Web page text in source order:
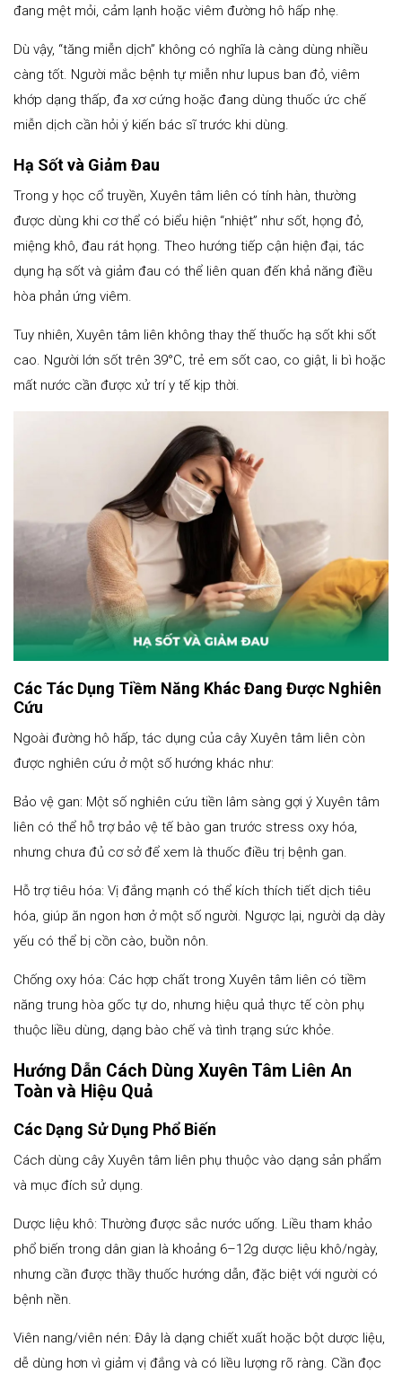
đang mệt mỏi, cảm lạnh hoặc viêm đường hô hấp nhẹ.
Dù vậy, “tăng miễn dịch” không có nghĩa là càng dùng nhiều
càng tốt. Người mắc bệnh tự miễn như lupus ban đỏ, viêm
khớp dạng thấp, đa xơ cứng hoặc đang dùng thuốc ức chế
miễn dịch cần hỏi ý kiến bác sĩ trước khi dùng.
Hạ Sốt và Giảm Đau
Trong y học cổ truyền, Xuyên tâm liên có tính hàn, thường
được dùng khi cơ thể có biểu hiện “nhiệt” như sốt, họng đỏ,
miệng khô, đau rát họng. Theo hướng tiếp cận hiện đại, tác
dụng hạ sốt và giảm đau có thể liên quan đến khả năng điều
hòa phản ứng viêm.
Tuy nhiên, Xuyên tâm liên không thay thế thuốc hạ sốt khi sốt
cao. Người lớn sốt trên 39°C, trẻ em sốt cao, co giật, li bì hoặc
mất nước cần được xử trí y tế kịp thời.
Các Tác Dụng Tiềm Năng Khác Đang Được Nghiên
Cứu
Ngoài đường hô hấp, tác dụng của cây Xuyên tâm liên còn
được nghiên cứu ở một số hướng khác như:
Bảo vệ gan: Một số nghiên cứu tiền lâm sàng gợi ý Xuyên tâm
liên có thể hỗ trợ bảo vệ tế bào gan trước stress oxy hóa,
nhưng chưa đủ cơ sở để xem là thuốc điều trị bệnh gan.
Hỗ trợ tiêu hóa: Vị đắng mạnh có thể kích thích tiết dịch tiêu
hóa, giúp ăn ngon hơn ở một số người. Ngược lại, người dạ dày
yếu có thể bị cồn cào, buồn nôn.
Chống oxy hóa: Các hợp chất trong Xuyên tâm liên có tiềm
năng trung hòa gốc tự do, nhưng hiệu quả thực tế còn phụ
thuộc liều dùng, dạng bào chế và tình trạng sức khỏe.
Hướng Dẫn Cách Dùng Xuyên Tâm Liên An
Toàn và Hiệu Quả
Các Dạng Sử Dụng Phổ Biến
Cách dùng cây Xuyên tâm liên phụ thuộc vào dạng sản phẩm
và mục đích sử dụng.
Dược liệu khô: Thường được sắc nước uống. Liều tham khảo
phổ biến trong dân gian là khoảng 6–12g dược liệu khô/ngày,
nhưng cần được thầy thuốc hướng dẫn, đặc biệt với người có
bệnh nền.
Viên nang/viên nén: Đây là dạng chiết xuất hoặc bột dược liệu,
dễ dùng hơn vì giảm vị đắng và có liều lượng rõ ràng. Cần đọc